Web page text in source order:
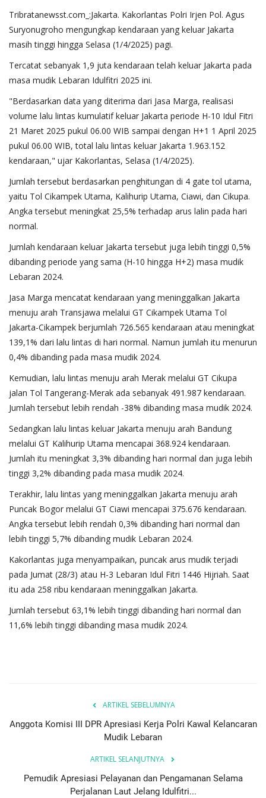
Tribratanewsst.com_:Jakarta. Kakorlantas Polri Irjen Pol. Agus
Suryonugroho mengungkap kendaraan yang keluar Jakarta
masih tinggi hingga Selasa (1/4/2025) pagi.
Tercatat sebanyak 1,9 juta kendaraan telah keluar Jakarta pada
masa mudik Lebaran Idulfitri 2025 ini.
"Berdasarkan data yang diterima dari Jasa Marga, realisasi
volume lalu lintas kumulatif keluar Jakarta periode H-10 Idul Fitri
21 Maret 2025 pukul 06.00 WIB sampai dengan H+1 1 April 2025
pukul 06.00 WIB, total lalu lintas keluar Jakarta 1.963.152
kendaraan," ujar Kakorlantas, Selasa (1/4/2025).
Jumlah tersebut berdasarkan penghitungan di 4 gate tol utama,
yaitu Tol Cikampek Utama, Kalihurip Utama, Ciawi, dan Cikupa.
Angka tersebut meningkat 25,5% terhadap arus lalin pada hari
normal.
Jumlah kendaraan keluar Jakarta tersebut juga lebih tinggi 0,5%
dibanding periode yang sama (H-10 hingga H+2) masa mudik
Lebaran 2024.
Jasa Marga mencatat kendaraan yang meninggalkan Jakarta
menuju arah Transjawa melalui GT Cikampek Utama Tol
Jakarta-Cikampek berjumlah 726.565 kendaraan atau meningkat
139,1% dari lalu lintas di hari normal. Namun jumlah itu menurun
0,4% dibanding pada masa mudik 2024.
Kemudian, lalu lintas menuju arah Merak melalui GT Cikupa
jalan Tol Tangerang-Merak ada sebanyak 491.987 kendaraan.
Jumlah tersebut lebih rendah -38% dibanding masa mudik 2024.
Sedangkan lalu lintas keluar Jakarta menuju arah Bandung
melalui GT Kalihurip Utama mencapai 368.924 kendaraan.
Jumlah itu meningkat 3,3% dibanding hari normal dan juga lebih
tinggi 3,2% dibanding pada masa mudik 2024.
Terakhir, lalu lintas yang meninggalkan Jakarta menuju arah
Puncak Bogor melalui GT Ciawi mencapai 375.676 kendaraan.
Angka tersebut lebih rendah 0,3% dibanding hari normal dan
lebih tinggi 5,7% dibanding mudik Lebaran 2024.
Kakorlantas juga menyampaikan, puncak arus mudik terjadi
pada Jumat (28/3) atau H-3 Lebaran Idul Fitri 1446 Hijriah. Saat
itu ada 258 ribu kendaraan meninggalkan Jakarta.
Jumlah tersebut 63,1% lebih tinggi dibanding hari normal dan
11,6% lebih tinggi dibanding masa mudik 2024.
ARTIKEL SEBELUMNYA
Anggota Komisi III DPR Apresiasi Kerja Polri Kawal Kelancaran
Mudik Lebaran
ARTIKEL SELANJUTNYA
Pemudik Apresiasi Pelayanan dan Pengamanan Selama
Perjalanan Laut Jelang Idulfitri...